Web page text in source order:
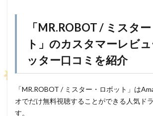
「MR.ROBOT / ミスタ
ト」のカスタマーレビ
ッター口コミを紹介
「MR.ROBOT / ミスター・ロボット」は
オでだけ無料視聴することができる人気ド
す。